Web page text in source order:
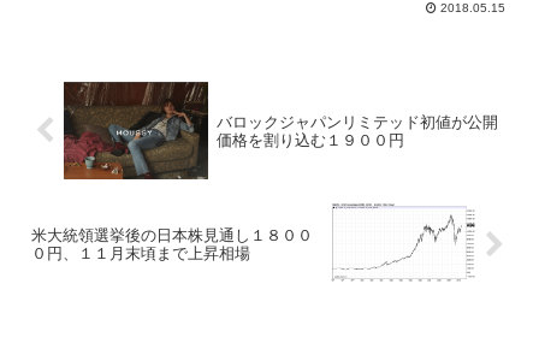
2018.05.15
バロックジャパンリミテッド初値が公開
価格を割り込む１９００円
米大統領選挙後の日本株見通し１８００
０円、１１月末頃まで上昇相場